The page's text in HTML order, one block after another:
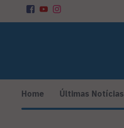
Home Últimas Notícias